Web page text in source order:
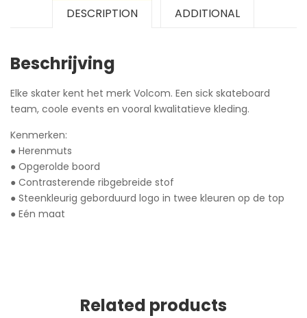
DESCRIPTION ADDITIONAL
Beschrijving
Elke skater kent het merk Volcom. Een sick skateboard
team, coole events en vooral kwalitatieve kleding.
Kenmerken:
● Herenmuts
● Opgerolde boord
● Contrasterende ribgebreide stof
● Steenkleurig geborduurd logo in twee kleuren op de top
● Eén maat
Related products